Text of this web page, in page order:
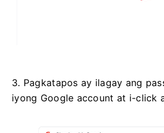
3. Pagkatapos ay ilagay ang
iyong Google account at i-click